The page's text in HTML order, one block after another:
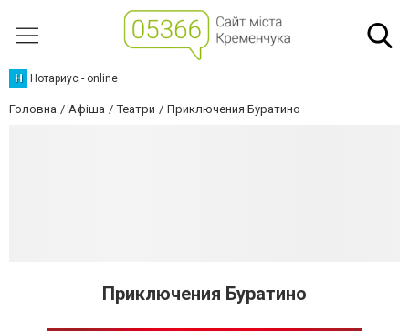
Н Нотариус - online
Головна Афіша Театри Приключения Буратино
Приключения Буратино